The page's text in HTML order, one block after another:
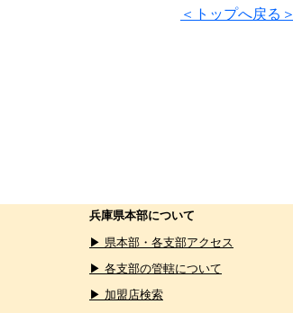
＜トップへ戻る＞
兵庫県本部について
▶ 県本部・各支部アクセス
▶ 各支部の管轄について
▶ 加盟店検索